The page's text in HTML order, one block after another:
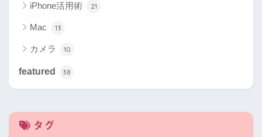
iPhone活用術 21
Mac 13
カメラ 10
featured 38
タグ